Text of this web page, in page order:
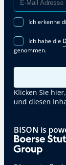
BISON is
Ich erkenne
Ich habe die
genommen.
Klicken Sie
und diesen